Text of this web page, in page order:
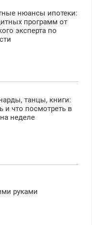
нюансы ипотеки:
программ от
эксперта по
танцы, книги:
и что посмотреть в
неделе
руками